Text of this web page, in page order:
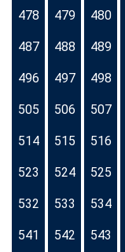
478 479 480
487 488 489
496 497 498
505 506 507
514 515 516
523 524 525
532 533 534
541 542 543